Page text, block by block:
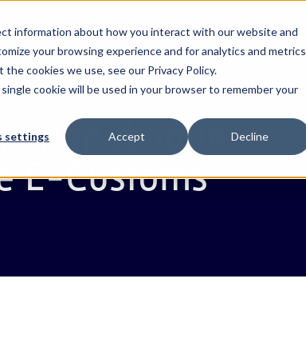
information about how you interact with our website and
your browsing experience and for analytics and metrics
cookies we use, see our Privacy Policy.
cookie will be used in your browser to remember your
settings Accept Decline
Notre équipe
dirigeante
Contactez-nous
Solutions
Webb Transit Tracking
Webb Risk Intelligence
Webb ACI
Webb Valuation
Webb Inspection
Paylican
Projets
Bahreïn
Bénin
Côte d'Ivoire
Égypte
Éthiopie
Guinée
Ressources
République
E-Customs